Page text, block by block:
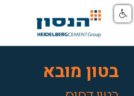
בטון מובא